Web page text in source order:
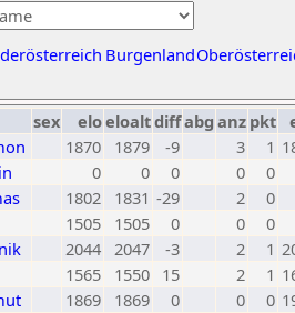
Burgenland
sex eloeloaltdiffabg anz pkt
1870 1879 -9 3 1
0 0 0 0
0
1802 1831 -29 2
0
1505 1505 0 0
0
2044 2047 -3 2 1
1565 1550 15 2 1
1869 1869 0 0 0